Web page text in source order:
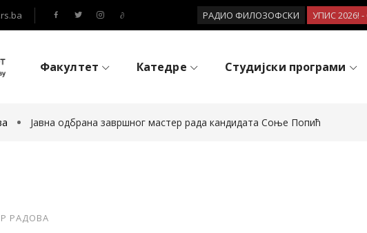
РАДИО ФИЛОЗОФСКИ УПИС 2026!
Факултет Катедре Студијски програми
Јавна одбрана завршног мастер рада кандидата Соње Попић
РАДОВА